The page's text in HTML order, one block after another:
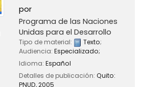
por
Programa de las Naciones
Unidas para el Desarrollo
Tipo de material: Texto;
Audiencia: Especializado;
Idioma: Español
Detalles de publicación: Quito:
PNUD,2005